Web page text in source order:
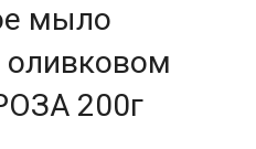
мыло
оливковом
200г